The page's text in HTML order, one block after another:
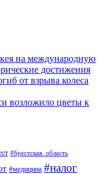
на международную
достижения
от взрыва колеса
возложило цветы к
#брестская_область
#медицина #налог